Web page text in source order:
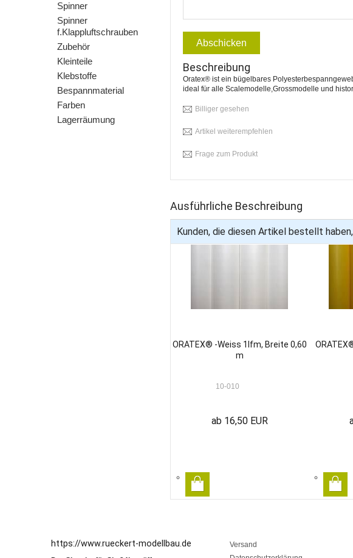
Spinner
Spinner
f.Klappluftschrauben
Zubehör
Kleinteile
Klebstoffe
Bespannmaterial
Farben
Lagerräumung
Abschicken
Beschreibung
Oratex® ist ein bügelbares
ideal für alle Scalemodelle,Grossmodelle und
Billiger gesehen
Artikel weiterempfehlen
Frage zum Produkt
Ausführliche Beschreibung
Kunden, die diesen Artikel bestellt
ORATEX® -Weiss 1lfm, Breite 0,60
m
10-010
ab 16,50 EUR
https://www.rueckert-modellbau.de
Versand